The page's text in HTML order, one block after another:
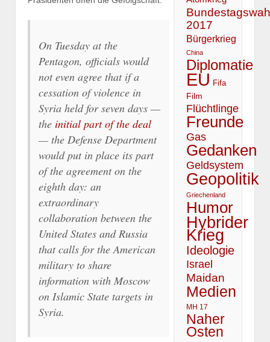
On Tuesday at the
Pentagon, officials would
not even agree that if a
cessation of violence in
Syria held for seven days —
the initial part of the deal
— the Defense Department
would put in place its part
of the agreement on the
eighth day: an
extraordinary
collaboration between the
United States and Russia
that calls for the American
military to share
information with Moscow
on Islamic State targets in
Syria.
2017
Bürgerkrieg
China
Diplomatie
EU Fifa
Film
Flüchtlinge
Freunde
Gas
Gedanken
Geldsystem
Geopolitik
Griechenland
Humor
Hybrider
Krieg
Ideologie
Israel
Maidan
Medien
MH 17
Naher
Osten